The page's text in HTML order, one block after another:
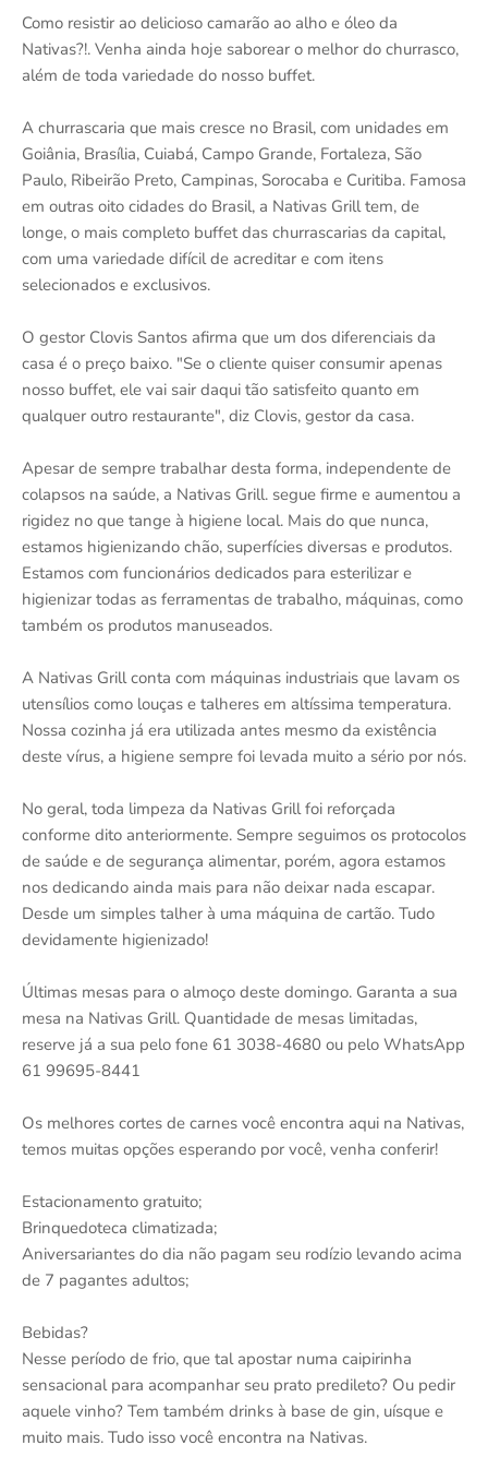
Como resistir ao delicioso camarão ao alho e óleo da
Nativas?!. Venha ainda hoje saborear o melhor do churrasco,
além de toda variedade do nosso buffet.
A churrascaria que mais cresce no Brasil, com unidades em
Goiânia, Brasília, Cuiabá, Campo Grande, Fortaleza, São
Paulo, Ribeirão Preto, Campinas, Sorocaba e Curitiba. Famosa
em outras oito cidades do Brasil, a Nativas Grill tem, de
longe, o mais completo buffet das churrascarias da capital,
com uma variedade difícil de acreditar e com itens
selecionados e exclusivos.
O gestor Clovis Santos afirma que um dos diferenciais da
casa é o preço baixo. "Se o cliente quiser consumir apenas
nosso buffet, ele vai sair daqui tão satisfeito quanto em
qualquer outro restaurante", diz Clovis, gestor da casa.
Apesar de sempre trabalhar desta forma, independente de
colapsos na saúde, a Nativas Grill. segue firme e aumentou a
rigidez no que tange à higiene local. Mais do que nunca,
estamos higienizando chão, superfícies diversas e produtos.
Estamos com funcionários dedicados para esterilizar e
higienizar todas as ferramentas de trabalho, máquinas, como
também os produtos manuseados.
A Nativas Grill conta com máquinas industriais que lavam os
utensílios como louças e talheres em altíssima temperatura.
Nossa cozinha já era utilizada antes mesmo da existência
deste vírus, a higiene sempre foi levada muito a sério por nós.
No geral, toda limpeza da Nativas Grill foi reforçada
conforme dito anteriormente. Sempre seguimos os protocolos
de saúde e de segurança alimentar, porém, agora estamos
nos dedicando ainda mais para não deixar nada escapar.
Desde um simples talher à uma máquina de cartão. Tudo
devidamente higienizado!
Últimas mesas para o almoço deste domingo. Garanta a sua
mesa na Nativas Grill. Quantidade de mesas limitadas,
reserve já a sua pelo fone 61 3038-4680 ou pelo WhatsApp
61 99695-8441
Os melhores cortes de carnes você encontra aqui na Nativas,
temos muitas opções esperando por você, venha conferir!
Estacionamento gratuito;
Brinquedoteca climatizada;
Aniversariantes do dia não pagam seu rodízio levando acima
de 7 pagantes adultos;
Bebidas?
Nesse período de frio, que tal apostar numa caipirinha
sensacional para acompanhar seu prato predileto? Ou pedir
aquele vinho? Tem também drinks à base de gin, uísque e
muito mais. Tudo isso você encontra na Nativas.